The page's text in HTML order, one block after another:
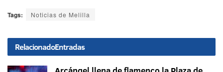
Tags: Noticias de Melilla
RelacionadoEntradas